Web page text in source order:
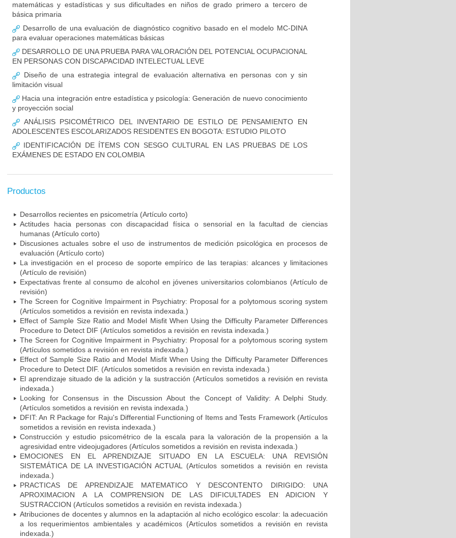
matemáticas y estadísticas y sus dificultades en niños de grado primero a tercero de
básica primaria
Desarrollo de una evaluación de diagnóstico cognitivo basado en el modelo MC-DINA
para evaluar operaciones matemáticas básicas
DESARROLLO DE UNA PRUEBA PARA VALORACIÓN DEL POTENCIAL OCUPACIONAL
EN PERSONAS CON DISCAPACIDAD INTELECTUAL LEVE
Diseño de una estrategia integral de evaluación alternativa en personas con y sin
limitación visual
Hacia una integración entre estadística y psicología: Generación de nuevo conocimiento
y proyección social
ANÁLISIS PSICOMÉTRICO DEL INVENTARIO DE ESTILO DE PENSAMIENTO EN
ADOLESCENTES ESCOLARIZADOS RESIDENTES EN BOGOTA: ESTUDIO PILOTO
IDENTIFICACIÓN DE ÍTEMS CON SESGO CULTURAL EN LAS PRUEBAS DE LOS
EXÁMENES DE ESTADO EN COLOMBIA
Productos
Desarrollos recientes en psicometría (Artículo corto)
Actitudes hacia personas con discapacidad física o sensorial en la facultad de ciencias
humanas (Artículo corto)
Discusiones actuales sobre el uso de instrumentos de medición psicológica en procesos de
evaluación (Artículo corto)
La investigación en el proceso de soporte empírico de las terapias: alcances y limitaciones
(Artículo de revisión)
Expectativas frente al consumo de alcohol en jóvenes universitarios colombianos (Artículo de
revisión)
The Screen for Cognitive Impairment in Psychiatry: Proposal for a polytomous scoring system
(Artículos sometidos a revisión en revista indexada.)
Effect of Sample Size Ratio and Model Misfit When Using the Difficulty Parameter Differences
Procedure to Detect DIF (Artículos sometidos a revisión en revista indexada.)
The Screen for Cognitive Impairment in Psychiatry: Proposal for a polytomous scoring system
(Artículos sometidos a revisión en revista indexada.)
Effect of Sample Size Ratio and Model Misfit When Using the Difficulty Parameter Differences
Procedure to Detect DIF. (Artículos sometidos a revisión en revista indexada.)
El aprendizaje situado de la adición y la sustracción (Artículos sometidos a revisión en revista
indexada.)
Looking for Consensus in the Discussion About the Concept of Validity: A Delphi Study.
(Artículos sometidos a revisión en revista indexada.)
DFIT: An R Package for Raju's Differential Functioning of Items and Tests Framework (Artículos
sometidos a revisión en revista indexada.)
Construcción y estudio psicométrico de la escala para la valoración de la propensión a la
agresividad entre videojugadores (Artículos sometidos a revisión en revista indexada.)
EMOCIONES EN EL APRENDIZAJE SITUADO EN LA ESCUELA: UNA REVISIÓN
SISTEMÁTICA DE LA INVESTIGACIÓN ACTUAL (Artículos sometidos a revisión en revista
indexada.)
PRACTICAS DE APRENDIZAJE MATEMATICO Y DESCONTENTO DIRIGIDO: UNA
APROXIMACION A LA COMPRENSION DE LAS DIFICULTADES EN ADICION Y
SUSTRACCION (Artículos sometidos a revisión en revista indexada.)
Atribuciones de docentes y alumnos en la adaptación al nicho ecológico escolar: la adecuación
a los requerimientos ambientales y académicos (Artículos sometidos a revisión en revista
indexada.)